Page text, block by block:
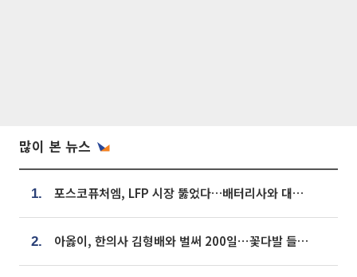
많이 본 뉴스
1. 포스코퓨처엠, LFP 시장 뚫었다…배터리사와 대규모 장기 공급 합의
2. 아옳이, 한의사 김형배와 벌써 200일⋯꽃다발 들고 "프러포즈 아냐"